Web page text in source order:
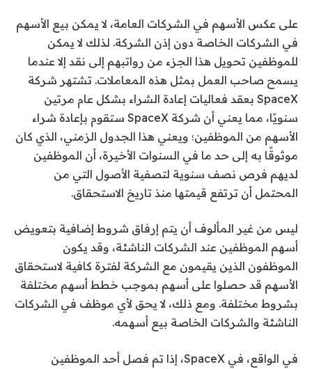
على عكس الأسهم في الشركات العامة، لا يمكن بيع الأسهم
في الشركات الخاصة دون إذن الشركة. لذلك لا يمكن
للموظفين تحويل هذا الجزء من رواتبهم إلى نقد إلا عندما
يسمح صاحب العمل بمثل هذه المعاملات. تشتهر شركة
SpaceX بعقد فعاليات إعادة الشراء بشكل عام مرتين
سنويًا، مما يعني أن شركة SpaceX ستقوم بإعادة شراء
الأسهم من الموظفين؛ ويعني هذا الجدول الزمني، الذي كان
موثوقًا به إلى حد ما في السنوات الأخيرة، أن الموظفين
لديهم فرص نصف سنوية لتصفية الأصول التي من
المحتمل أن ترتفع قيمتها منذ تاريخ الاستحقاق.
ليس من غير المألوف أن يتم إرفاق شروط إضافية بتعويض
أسهم الموظفين عند الشركات الناشئة، وقد يكون
الموظفون الذين يقيمون مع الشركة لفترة كافية لاستحقاق
الأسهم قد حصلوا على أسهم بموجب خطط أسهم مختلفة
بشروط مختلفة. ومع ذلك، لا يحق لأي موظف في الشركات
الناشئة والشركات الخاصة بيع أسهمه.
في الواقع، في SpaceX، إذا تم فصل أحد الموظفين